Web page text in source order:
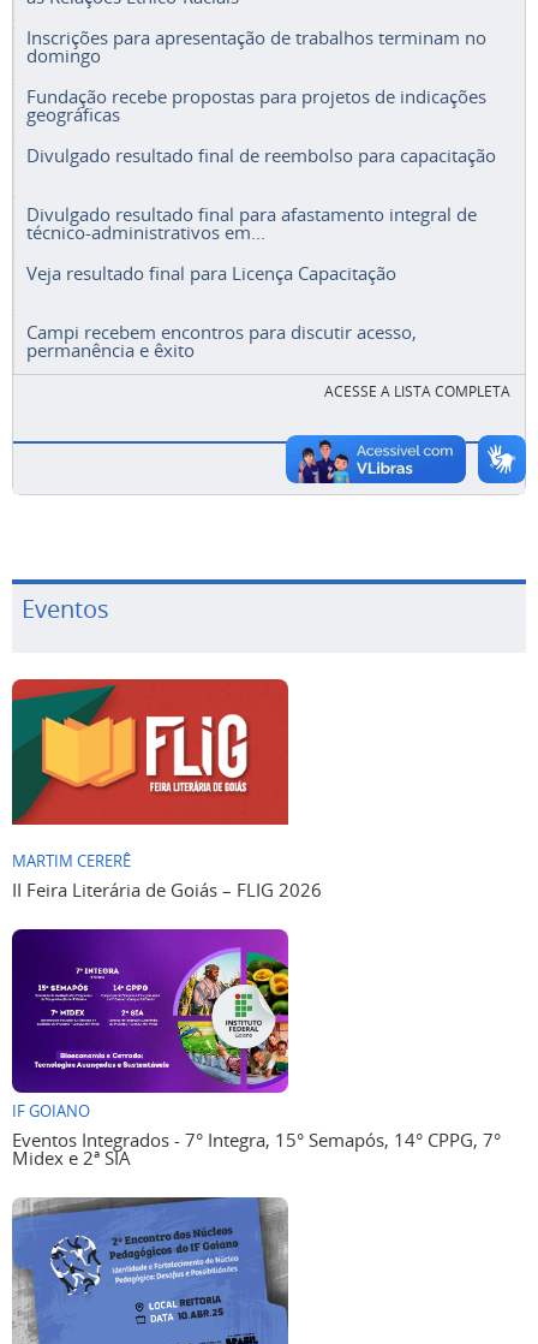
Inscrições para apresentação de trabalhos terminam no
domingo
Fundação recebe propostas para projetos de indicações
geográficas
Divulgado resultado final de reembolso para capacitação
Divulgado resultado final para afastamento integral de
técnico-administrativos em...
Veja resultado final para Licença Capacitação
Campi recebem encontros para discutir acesso,
permanência e êxito
ACESSE A LISTA COMPLETA
Eventos
MARTIM CERERÊ
II Feira Literária de Goiás – FLIG 2026
IF GOIANO
Eventos Integrados - 7° Integra, 15° Semapós, 14° CPPG, 7°
Midex e 2ª SIA